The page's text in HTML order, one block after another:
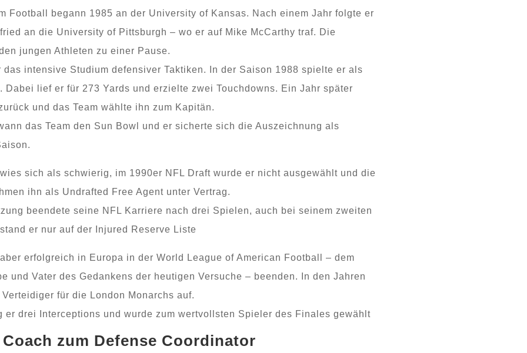
Football begann 1985 an der University of Kansas. Nach einem Jahr folgte er
an die University of Pittsburgh – wo er auf Mike McCarthy traf. Die
jungen Athleten zu einer Pause.
das intensive Studium defensiver Taktiken. In der Saison 1988 spielte er als
Dabei lief er für 273 Yards und erzielte zwei Touchdowns. Ein Jahr später
und das Team wählte ihn zum Kapitän.
das Team den Sun Bowl und er sicherte sich die Auszeichnung als
sich als schwierig, im 1990er NFL Draft wurde er nicht ausgewählt und die
ihn als Undrafted Free Agent unter Vertrag.
beendete seine NFL Karriere nach drei Spielen, auch bei seinem zweiten
er nur auf der Injured Reserve Liste
erfolgreich in Europa in der World League of American Football – dem
und Vater des Gedankens der heutigen Versuche – beenden. In den Jahren
für die London Monarchs auf.
er drei Interceptions und wurde zum wertvollsten Spieler des Finales gewählt
zum Defense Coordinator